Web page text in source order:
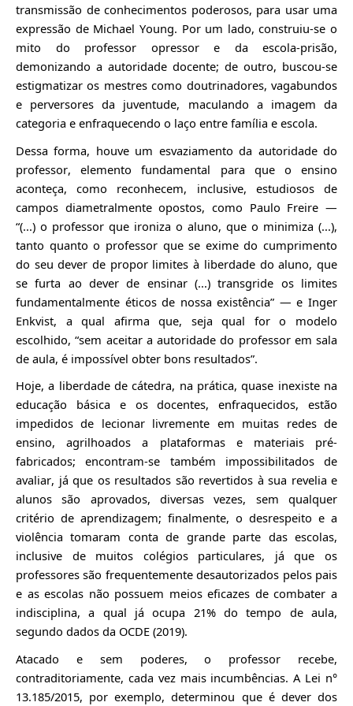
transmissão de conhecimentos poderosos, para usar uma
expressão de Michael Young. Por um lado, construiu-se o
mito do professor opressor e da escola-prisão,
demonizando a autoridade docente; de outro, buscou-se
estigmatizar os mestres como doutrinadores, vagabundos
e perversores da juventude, maculando a imagem da
categoria e enfraquecendo o laço entre família e escola.
Dessa forma, houve um esvaziamento da autoridade do
professor, elemento fundamental para que o ensino
aconteça, como reconhecem, inclusive, estudiosos de
campos diametralmente opostos, como Paulo Freire ―
“(...) o professor que ironiza o aluno, que o minimiza (...),
tanto quanto o professor que se exime do cumprimento
do seu dever de propor limites à liberdade do aluno, que
se furta ao dever de ensinar (...)transgride os limites
fundamentalmente éticos de nossa existência” ― e Inger
Enkvist, a qual afirma que, seja qual for o modelo
escolhido, “sem aceitar a autoridade do professor em sala
de aula, é impossível obter bons resultados”.
Hoje, a liberdade de cátedra, na prática, quase inexiste na
educação básica e os docentes, enfraquecidos, estão
impedidos de lecionar livremente em muitas redes de
ensino, agrilhoados a plataformas e materiais pré-
fabricados; encontram-se também impossibilitados de
avaliar, já que os resultados são revertidos à sua revelia e
alunos são aprovados, diversas vezes, sem qualquer
critério de aprendizagem; finalmente, o desrespeito e a
violência tomaram conta de grande parte das escolas,
inclusive de muitos colégios particulares, já que os
professores são frequentemente desautorizados pelos pais
e as escolas não possuem meios eficazes de combater a
indisciplina, a qual já ocupa 21% do tempo de aula,
segundo dados da OCDE (2019).
Atacado e sem poderes, o professor recebe,
contraditoriamente, cada vez mais incumbências. A Lei n°
13.185/2015, por exemplo, determinou que é dever dos